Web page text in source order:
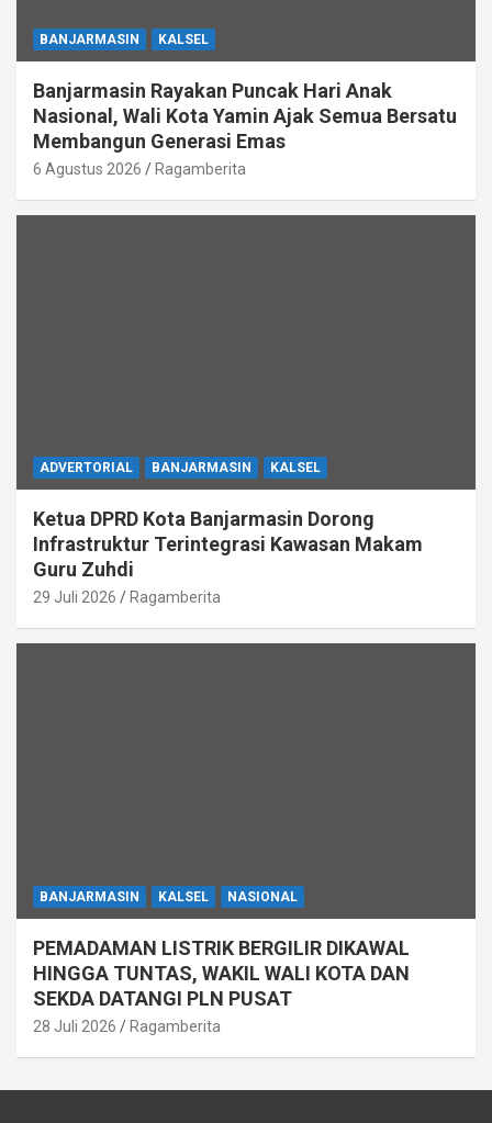
BANJARMASIN KALSEL
Banjarmasin Rayakan Puncak Hari Anak
Nasional, Wali Kota Yamin Ajak Semua Bersatu
Membangun Generasi Emas
6 Agustus 2026 Ragamberita
ADVERTORIAL BANJARMASIN KALSEL
Ketua DPRD Kota Banjarmasin Dorong
Infrastruktur Terintegrasi Kawasan Makam
Guru Zuhdi
29 Juli 2026 Ragamberita
BANJARMASIN KALSEL NASIONAL
PEMADAMAN LISTRIK BERGILIR DIKAWAL
HINGGA TUNTAS, WAKIL WALI KOTA DAN
SEKDA DATANGI PLN PUSAT
28 Juli 2026 Ragamberita